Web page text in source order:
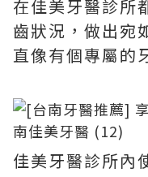
在佳美牙醫診所
齒狀況，做出宛
直像有個專屬的
佳美牙醫診所內